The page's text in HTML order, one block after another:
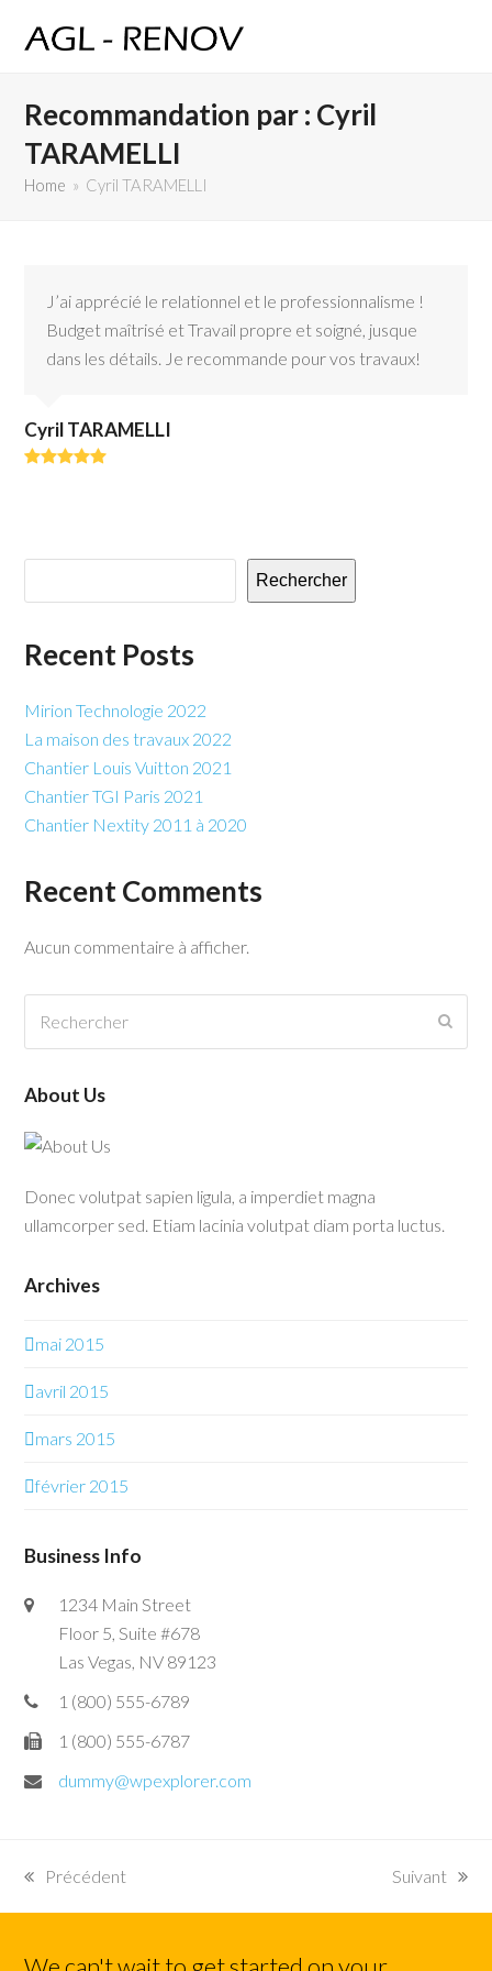
Recommandation par : Cyril
TARAMELLI
Home » Cyril TARAMELLI
J’ai apprécié le relationnel et le professionnalisme !
Budget maîtrisé et Travail propre et soigné, jusque
dans les détails. Je recommande pour vos travaux!
Cyril TARAMELLI
Rechercher
Recent Posts
Mirion Technologie 2022
La maison des travaux 2022
Chantier Louis Vuitton 2021
Chantier TGI Paris 2021
Chantier Nextity 2011 à 2020
Recent Comments
Aucun commentaire à afficher.
About Us
Donec volutpat sapien ligula, a imperdiet magna
ullamcorper sed. Etiam lacinia volutpat diam porta luctus.
Archives
mai 2015
avril 2015
mars 2015
février 2015
Business Info
1234 Main Street
Floor 5, Suite #678
Las Vegas, NV 89123
1 (800) 555-6789
1 (800) 555-6787
dummy@wpexplorer.com
previous
post:
Précédent
next
post:
Suivant